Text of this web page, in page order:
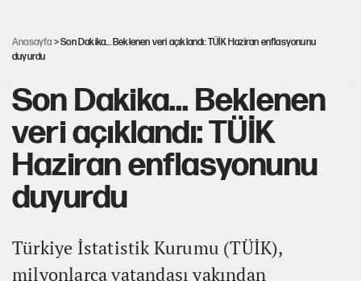
Anasayfa > Son Dakika... Beklenen veri açıklandı: TÜİK Haziran enflasyonunu
duyurdu
Son Dakika... Beklenen
veri açıklandı: TÜİK
Haziran enflasyonunu
duyurdu
Türkiye İstatistik Kurumu (TÜİK),
milyonlarca vatandaşı yakından